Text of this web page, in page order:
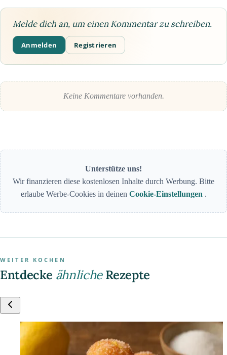
Melde dich an, um einen Kommentar zu schreiben.
Anmelden Registrieren
Keine Kommentare vorhanden.
Unterstütze uns!
Wir finanzieren diese kostenlosen Inhalte durch Werbung. Bitte
erlaube Werbe-Cookies in deinen Cookie-Einstellungen .
WEITER KOCHEN
Entdecke ähnlicheRezepte